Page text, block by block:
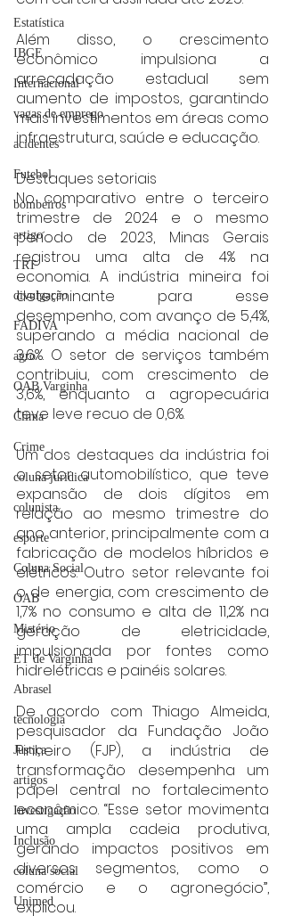
Estatística
IBGE
Internacional
vagas de emprego
acidentes
Futebol
bombeiros
artigo
TRT
divulgação
FADIVA
agro
OAB Varginha
Clima
Crime
coluna juridica
colunista
esporte
Coluna Social
OAB
Mistério
ET de Varginha
Abrasel
tecnologia
Justiça
artigos
Investigação
Inclusão
coluna social
Unimed
Além disso, o crescimento
econômico impulsiona a
arrecadação estadual sem
aumento de impostos, garantindo
mais investimentos em áreas como
infraestrutura, saúde e educação.
Destaques setoriais
No comparativo entre o terceiro
trimestre de 2024 e o mesmo
período de 2023, Minas Gerais
registrou uma alta de 4% na
economia. A indústria mineira foi
determinante para esse
desempenho, com avanço de 5,4%,
superando a média nacional de
3,6%. O setor de serviços também
contribuiu, com crescimento de
3,6%, enquanto a agropecuária
teve leve recuo de 0,6%.
Um dos destaques da indústria foi
o setor automobilístico, que teve
expansão de dois dígitos em
relação ao mesmo trimestre do
ano anterior, principalmente com a
fabricação de modelos híbridos e
elétricos. Outro setor relevante foi
o de energia, com crescimento de
1,7% no consumo e alta de 11,2% na
geração de eletricidade,
impulsionada por fontes como
hidrelétricas e painéis solares.
De acordo com Thiago Almeida,
pesquisador da Fundação João
Pinheiro (FJP), a indústria de
transformação desempenha um
papel central no fortalecimento
econômico. “Esse setor movimenta
uma ampla cadeia produtiva,
gerando impactos positivos em
diversos segmentos, como o
comércio e o agronegócio”,
explicou.